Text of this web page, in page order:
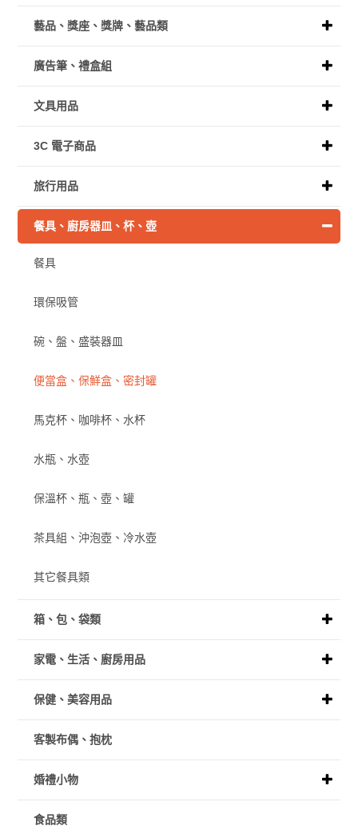
藝品、獎座、獎牌、藝品類
廣告筆、禮盒組
文具用品
3C 電子商品
旅行用品
餐具、廚房器皿、杯、壺
餐具
環保吸管
碗、盤、盛裝器皿
便當盒、保鮮盒、密封罐
馬克杯、咖啡杯、水杯
水瓶、水壺
保溫杯、瓶、壺、罐
茶具組、沖泡壺、冷水壺
其它餐具類
箱、包、袋類
家電、生活、廚房用品
保健、美容用品
客製布偶、抱枕
婚禮小物
食品類